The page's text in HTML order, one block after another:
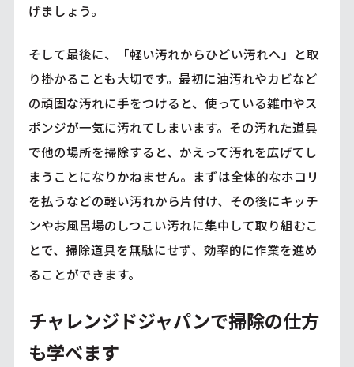
げましょう。
そして最後に、「軽い汚れからひどい汚れへ」と取
り掛かることも大切です。最初に油汚れやカビなど
の頑固な汚れに手をつけると、使っている雑巾やス
ポンジが一気に汚れてしまいます。その汚れた道具
で他の場所を掃除すると、かえって汚れを広げてし
まうことになりかねません。まずは全体的なホコリ
を払うなどの軽い汚れから片付け、その後にキッチ
ンやお風呂場のしつこい汚れに集中して取り組むこ
とで、掃除道具を無駄にせず、効率的に作業を進め
ることができます。
チャレンジドジャパンで掃除の仕方
も学べます